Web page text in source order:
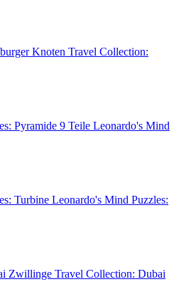
Travel Collection:
Leonardo's Mind
Leonardo's Mind Puzzles:
Travel Collection: Dubai